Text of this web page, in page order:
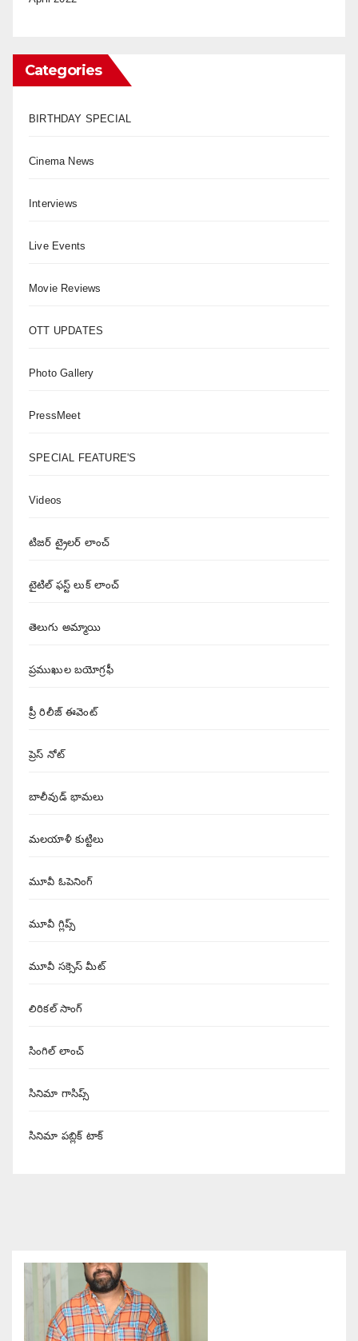
Categories
BIRTHDAY SPECIAL
Cinema News
Interviews
Live Events
Movie Reviews
OTT UPDATES
Photo Gallery
PressMeet
SPECIAL FEATURE'S
Videos
టిజర్ ట్రైలర్ లాంచ్
టైటిల్ ఫస్ట్ లుక్ లాంచ్
తెలుగు అమ్మాయి
ప్రముఖుల బయోగ్రఫీ
ప్రీ రిలీజ్ ఈవెంట్
ప్రెస్ నోట్
బాలీవుడ్ భామలు
మలయాళీ కుట్టిలు
మూవీ ఓపెనింగ్
మూవీ గ్లిప్స్
మూవీ సక్సెస్ మీట్
లిరికల్ సాంగ్
సింగిల్ లాంచ్
సినిమా గాసిప్స్
సినిమా పబ్లిక్ టాక్